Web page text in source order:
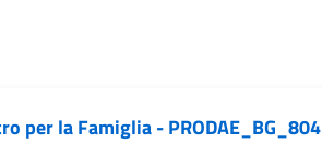
per la Famiglia - PRODAE_BG_804